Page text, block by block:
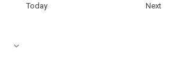
Today Next